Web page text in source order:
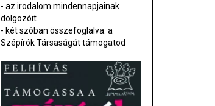
- az irodalom mindennapjainak
dolgozóit
- két szóban összefoglalva: a
Szépírók Társaságát támogatod